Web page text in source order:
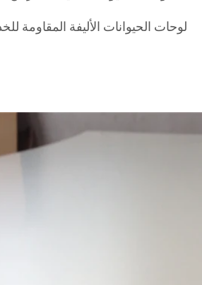
لوحات الحيوانات الأليفة المقاومة